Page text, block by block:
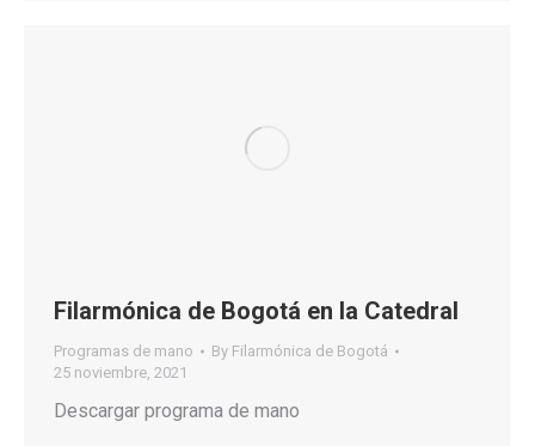
Filarmónica de Bogotá en la Catedral
Programas de mano By Filarmónica de Bogotá
25 noviembre, 2021
Descargar programa de mano